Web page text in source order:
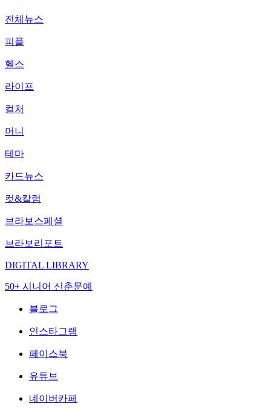
전체뉴스
피플
헬스
라이프
컬처
머니
테마
카드뉴스
컷&칼럼
브라보스페셜
브라보리포트
DIGITAL LIBRARY
50+ 시니어 신춘문예
블로그
인스타그램
페이스북
유튜브
네이버카페